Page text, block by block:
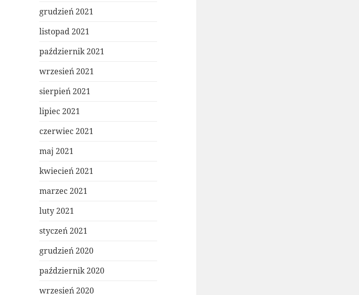
grudzień 2021
listopad 2021
październik 2021
wrzesień 2021
sierpień 2021
lipiec 2021
czerwiec 2021
maj 2021
kwiecień 2021
marzec 2021
luty 2021
styczeń 2021
grudzień 2020
październik 2020
wrzesień 2020